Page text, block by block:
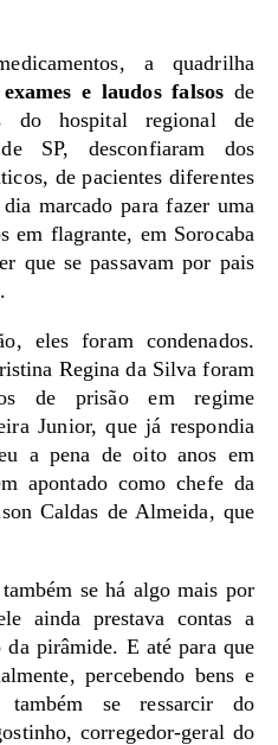
a quadrilha
exames e laudos falsos de
do hospital regional de
SP, desconfiaram dos
de pacientes diferentes
marcado para fazer uma
em flagrante, em Sorocaba
que se passavam por pais
eles foram condenados.
Regina da Silva foram
de prisão em regime
Junior, que já respondia
a pena de oito anos em
apontado como chefe da
Caldas de Almeida, que
se há algo mais por
ainda prestava contas a
pirâmide. E até para que
percebendo bens e
também se ressarcir do
corregedor-geral do